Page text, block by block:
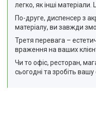
легко, як інші
По-друге, диспенсер з
матеріалу, ви завжди
Третя перевага –
враження на ваших
Чи то офіс, ресторан,
сьогодні та зробіть